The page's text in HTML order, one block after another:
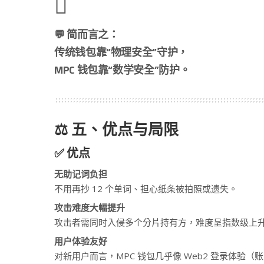
💬 简而言之：
传统钱包靠“物理安全”守护，
MPC 钱包靠“数学安全”防护。
⚖️ 五、优点与局限
✅ 优点
无助记词负担
不用再抄 12 个单词、担心纸条被拍照或遗失。
攻击难度大幅提升
攻击者需同时入侵多个分片持有方，难度呈指数级上
用户体验友好
对新用户而言，MPC 钱包几乎像 Web2 登录体验（